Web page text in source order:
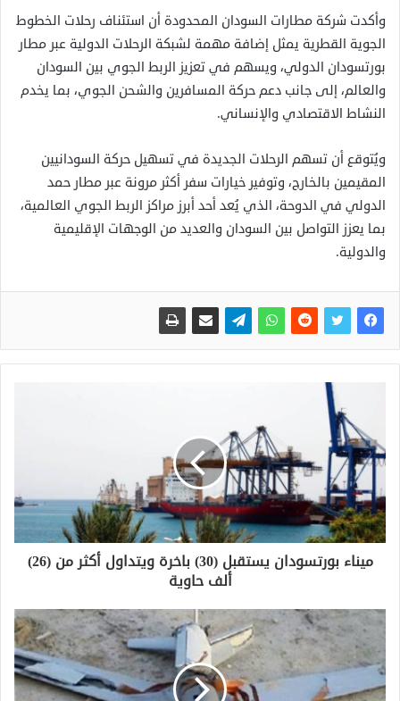
وأكدت شركة مطارات السودان المحدودة أن استئناف رحلات الخطوط
الجوية القطرية يمثل إضافة مهمة لشبكة الرحلات الدولية عبر مطار
بورتسودان الدولي، ويسهم في تعزيز الربط الجوي بين السودان
والعالم، إلى جانب دعم حركة المسافرين والشحن الجوي، بما يخدم
النشاط الاقتصادي والإنساني.
ويُتوقع أن تسهم الرحلات الجديدة في تسهيل حركة السودانيين
المقيمين بالخارج، وتوفير خيارات سفر أكثر مرونة عبر مطار حمد
الدولي في الدوحة، الذي يُعد أحد أبرز مراكز الربط الجوي العالمية،
بما يعزز التواصل بين السودان والعديد من الوجهات الإقليمية
والدولية.
ميناء بورتسودان يستقبل (30) باخرة ويتداول أكثر من (26)
ألف حاوية